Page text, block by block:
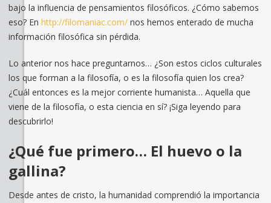
bajo la influencia de pensamientos filosóficos. ¿Cómo sabemos
eso? En http://filomaniac.com/nos hemos enterado de mucha
información filosófica sin pérdida.
Lo anterior nos hace preguntarnos… ¿Son estos ciclos culturales
los que forman a la filosofía, o es la filosofía quien los crea?
¿Cuál entonces es la mejor corriente humanista… Aquella que
viene de la filosofía, o esta ciencia en sí? ¡Siga leyendo para
descubrirlo!
¿Qué fue primero… El huevo o la
gallina?
Desde antes de cristo, la humanidad comprendió la importancia